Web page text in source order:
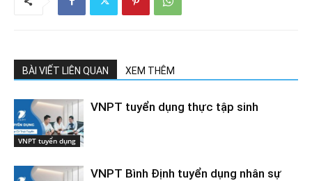
BÀI VIẾT LIÊN QUAN XEM THÊM
VNPT tuyển dụng
VNPT tuyển dụng thực tập sinh
VNPT Bình Định tuyển dụng nhân sự